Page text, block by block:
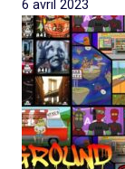
6 avril 2023